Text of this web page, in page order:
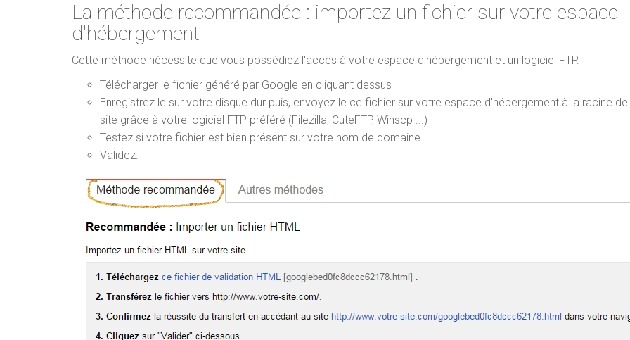
La méthode recommandée : importez un fichier sur votre espace
d'hébergement
Cette méthode nécessite que vous possédiez l'accès à votre espace d'hébergement et un logiciel FTP.
Télécharger le fichier généré par Google en cliquant dessus
Enregistrez le sur votre disque dur puis, envoyez le ce fichier sur votre espace d'hébergement à la racine
site grâce à votre logiciel FTP préféré (Filezilla, CuteFTP, Winscp ...)
Testez si votre fichier est bien présent sur votre nom de domaine.
Validez.